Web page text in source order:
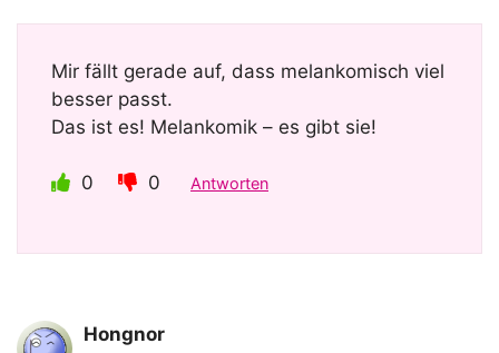
Mir fällt gerade auf, dass melankomisch viel
besser passt.
Das ist es! Melankomik – es gibt sie!
0 0 Antworten
Hongnor